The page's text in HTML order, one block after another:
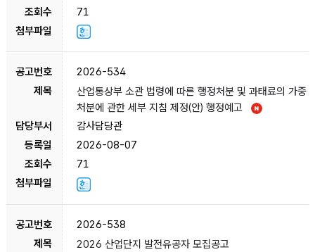
71
2026-534
산업통상부 소관 법령에 따른 행정처분 및 과태료의 가중
처분에 관한 세부 지침 제정(안) 행정예고
감사담당관
2026-08-07
71
2026-538
2026 산업단지 발전유공자 모집공고